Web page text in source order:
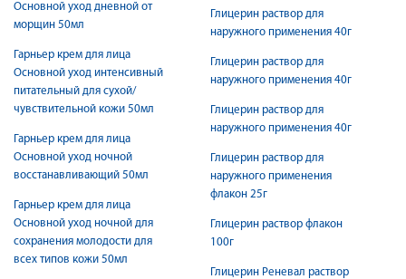
Основной уход дневной от
морщин 50мл
Гарньер крем для лица
Основной уход интенсивный
питательный для сухой/
чувствительной кожи 50мл
Гарньер крем для лица
Основной уход ночной
восстанавливающий 50мл
Гарньер крем для лица
Основной уход ночной для
сохранения молодости для
всех типов кожи 50мл
Глицерин раствор для
наружного применения 40г
Глицерин раствор для
наружного применения 40г
Глицерин раствор для
наружного применения 40г
Глицерин раствор для
наружного применения
флакон 25г
Глицерин раствор флакон
100г
Глицерин Реневал раствор